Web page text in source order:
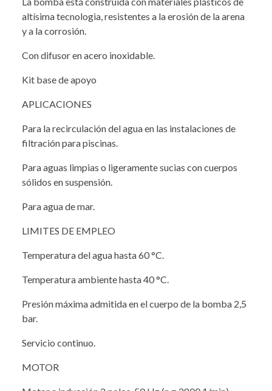
altísima tecnologia, resistentes a la erosión de la arena
y a la corrosión.
Con difusor en acero inoxidable.
Kit base de apoyo
APLICACIONES
Para la recirculación del agua en las instalaciones de
filtración para piscinas.
Para aguas limpias o ligeramente sucias con cuerpos
sólidos en suspensión.
Para agua de mar.
LIMITES DE EMPLEO
Temperatura del agua hasta 60 °C.
Temperatura ambiente hasta 40 °C.
Presión máxima admitida en el cuerpo de la bomba 2,5
bar.
Servicio continuo.
MOTOR